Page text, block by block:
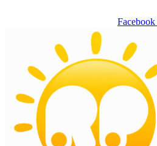
Facebook